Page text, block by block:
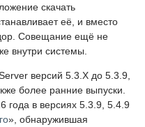
скачать
её, и вместо
Совещание ещё не
внутри системы.
версий 5.3.X до 5.3.9,
более ранние выпуски.
года в версиях 5.3.9, 5.4.9
», обнаружившая